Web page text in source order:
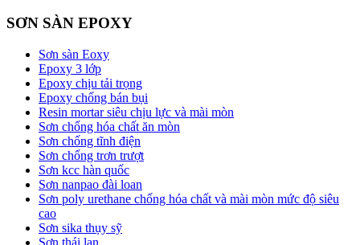
SƠN SÀN EPOXY
Sơn sàn Eoxy
Epoxy 3 lớp
Epoxy chịu tải trọng
Epoxy chống bán bụi
Resin mortar siêu chịu lực và mài mòn
Sơn chống hóa chất ăn mòn
Sơn chống tĩnh điện
Sơn chống trơn trượt
Sơn kcc hàn quốc
Sơn nanpao đài loan
Sơn poly urethane chống hóa chất và mài mòn mức độ siêu
cao
Sơn sika thụy sỹ